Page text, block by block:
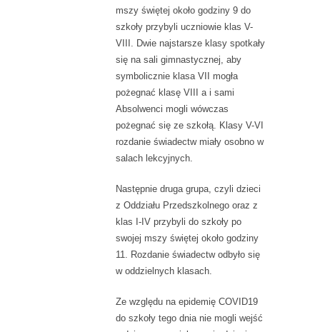
mszy świętej około godziny 9 do
szkoły przybyli uczniowie klas V-
VIII. Dwie najstarsze klasy spotkały
się na sali gimnastycznej, aby
symbolicznie klasa VII mogła
pożegnać klasę VIII a i sami
Absolwenci mogli wówczas
pożegnać się ze szkołą. Klasy V-VI
rozdanie świadectw miały osobno w
salach lekcyjnych.
Następnie druga grupa, czyli dzieci
z Oddziału Przedszkolnego oraz z
klas I-IV przybyli do szkoły po
swojej mszy świętej około godziny
11. Rozdanie świadectw odbyło się
w oddzielnych klasach.
Ze względu na epidemię COVID19
do szkoły tego dnia nie mogli wejść